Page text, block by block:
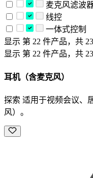
麦克风滤波
线控
一体式控制
显示 第 22 件产品，共
显示 第 22 件产品，共
耳机（含麦克风）
探索 适用于视频会议、
风）。